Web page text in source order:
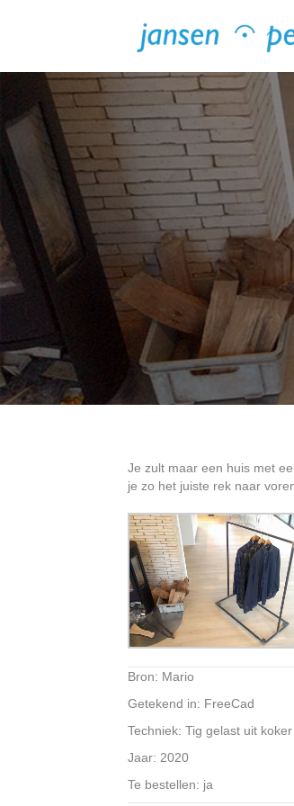
Je zult maar een huis met
je zo het juiste rek naar
Bron: Mario
Getekend in: FreeCad
Techniek: Tig gelast uit
Jaar: 2020
Te bestellen: ja